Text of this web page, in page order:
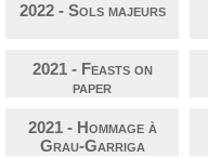
2022 - Sols majeurs
2021 - Feasts on
paper
2021 - Hommage à
Grau-Garriga